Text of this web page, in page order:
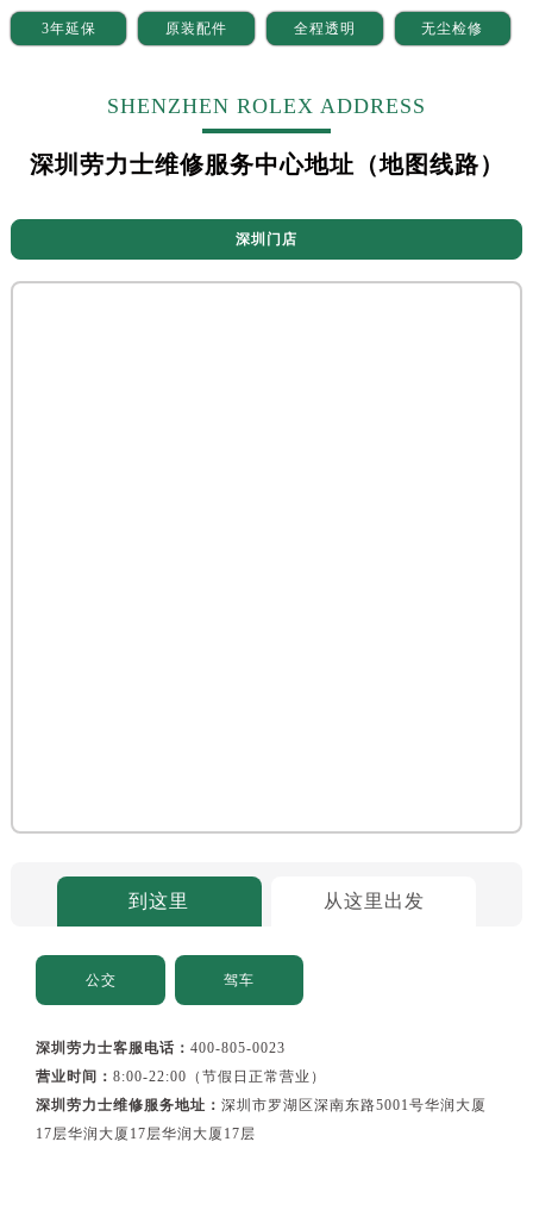
3年延保 原装配件 全程透明 无尘检修
SHENZHEN ROLEX ADDRESS
深圳劳力士维修服务中心地址（地图线路）
深圳门店
到这里 从这里出发
公交 驾车
深圳劳力士客服电话：400-805-0023
营业时间：8:00-22:00（节假日正常营业）
深圳劳力士维修服务地址：深圳市罗湖区深南东路5001号华润大厦
17层华润大厦17层华润大厦17层